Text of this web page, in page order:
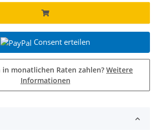
Consent erteilen
in monatlichen Raten zahlen? Weitere
Informationen